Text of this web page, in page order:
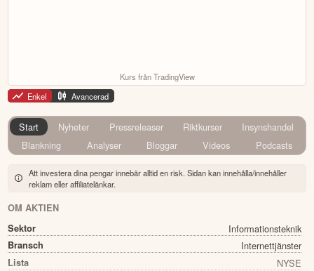
Kurs från TradingView
Enkel
Avancerad
Start Nyheter Pressreleaser Riktkurser
Insynshandel
Blankning
Analyser Bloggar Videos Podcasts
Att investera dina pengar innebär alltid en risk. Sidan kan innehålla/innehåller
reklam eller affiliatelänkar.
OM AKTIEN
Sektor
Informationsteknik
Bransch Internettjänster
Lista NYSE